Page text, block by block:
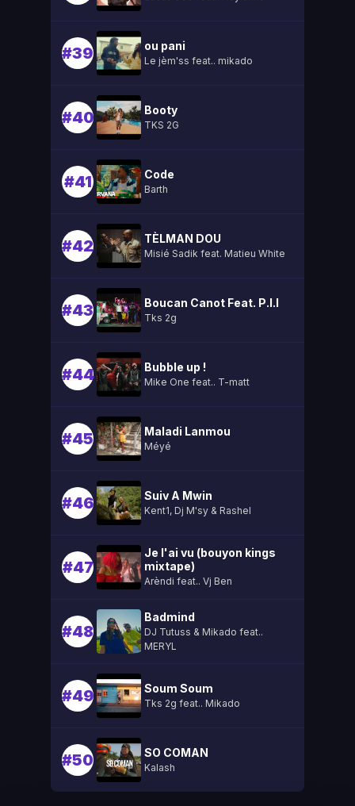
#39 ou pani
Le jèm'ss feat.. mikado
#40 Booty
TKS 2G
#41 Code
Barth
#42 TÈLMAN DOU
Misié Sadik feat. Matieu White
#43 Boucan Canot Feat. P.l.l
Tks 2g
#44 Bubble up !
Mike One feat.. T-matt
#45 Maladi Lanmou
Méyé
#46 Suiv A Mwin
Kent1, Dj M'sy & Rashel
#47
Je l'ai vu (bouyon kings
mixtape)
Arèndi feat.. Vj Ben
#48
Badmind
DJ Tutuss & Mikado feat..
MERYL
#49 Soum Soum
Tks 2g feat.. Mikado
#50 SO COMAN
Kalash